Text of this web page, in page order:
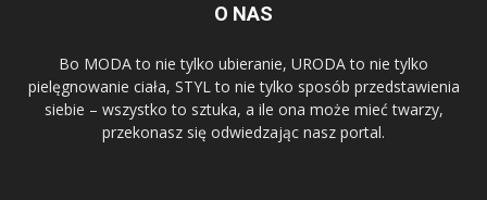
O NAS
Bo MODA to nie tylko ubieranie, URODA to nie tylko
pielęgnowanie ciała, STYL to nie tylko sposób przedstawienia
siebie – wszystko to sztuka, a ile ona może mieć twarzy,
przekonasz się odwiedzając nasz portal.